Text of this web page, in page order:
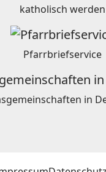
katholisch werden
Pfarrbriefservice
in